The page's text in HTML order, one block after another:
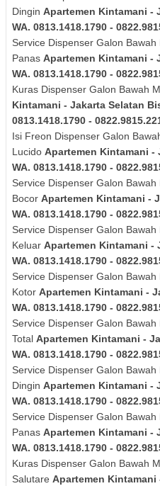
Dingin Apartemen Kintamani -
WA. 0813.1418.1790 -
Service Dispenser Galon Bawah
Panas Apartemen Kintamani -
WA. 0813.1418.1790 -
Kuras Dispenser Galon Bawah
Kintamani - Jakarta Selatan
0813.1418.1790 -
Isi Freon Dispenser Galon
Lucido Apartemen Kintamani -
WA. 0813.1418.1790 -
Service Dispenser Galon
Bocor Apartemen Kintamani -
WA. 0813.1418.1790 -
Service Dispenser Galon Bawah
Keluar Apartemen Kintamani -
WA. 0813.1418.1790 -
Service Dispenser Galon Bawah
Kotor Apartemen Kintamani -
WA. 0813.1418.1790 -
Service Dispenser Galon Bawah
Total Apartemen Kintamani -
WA. 0813.1418.1790 -
Service Dispenser Galon Bawah
Dingin Apartemen Kintamani -
WA. 0813.1418.1790 -
Service Dispenser Galon Bawah
Panas Apartemen Kintamani -
WA. 0813.1418.1790 -
Kuras Dispenser Galon Bawah
Salutare Apartemen Kintamani